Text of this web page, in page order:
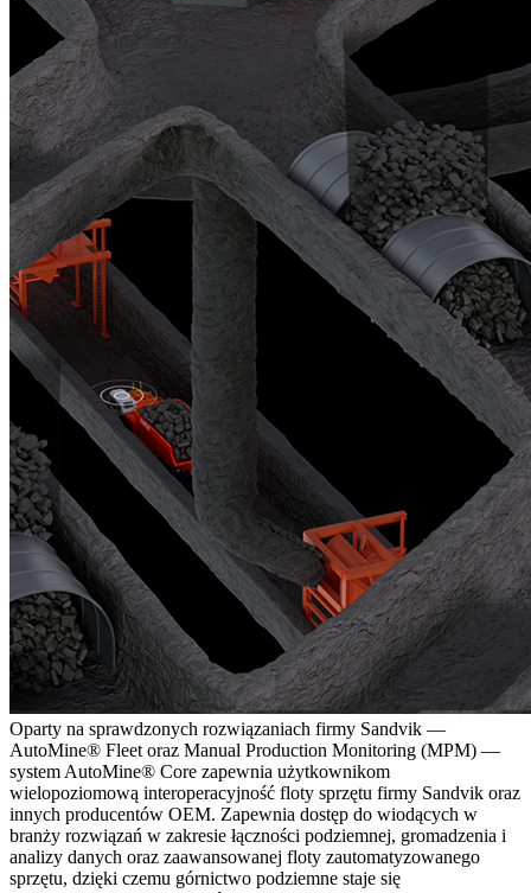
Oparty na sprawdzonych rozwiązaniach firmy Sandvik —
AutoMine® Fleet oraz Manual Production Monitoring (MPM) —
system AutoMine® Core zapewnia użytkownikom
wielopoziomową interoperacyjność floty sprzętu firmy Sandvik oraz
innych producentów OEM. Zapewnia dostęp do wiodących w
branży rozwiązań w zakresie łączności podziemnej, gromadzenia i
analizy danych oraz zaawansowanej floty zautomatyzowanego
sprzętu, dzięki czemu górnictwo podziemne staje się